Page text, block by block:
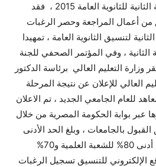
الاستعلام عن نتيجة المرحلة الثانية للثانوية العامة 2015 ، فقد
من أعمال المراجعة وحصر الرغبات
لتنسيق الثانوية العامة ، تمهيدا
الثانية ، وفي المؤتمر الصحفي للجنة
وزارة التعليم العالي برئاسة الدكتور
العالي للإعلان عن نتيجة المرحلة
للعام الجامعي الجديد ، تم الاعلان
عبر بوابة الحكومة المصرية من خلال
بالجامعات ، وبلغ الحد الأدنى
للقبول بالمرحلة الثانية بحد أدنى 80% للشعبة العلمية و70%
الإلكتروني للتنسيق تسجيل الرغبات